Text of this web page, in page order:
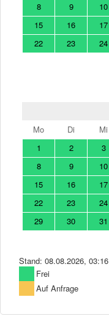
8
9 10
15
16 17
22
23 24
Mo
Di Mi
1
2 3
8
9 10
15
16 17
22
23 24
29
30 31
Stand: 08.08.2026, 03:16
Frei
Auf Anfrage